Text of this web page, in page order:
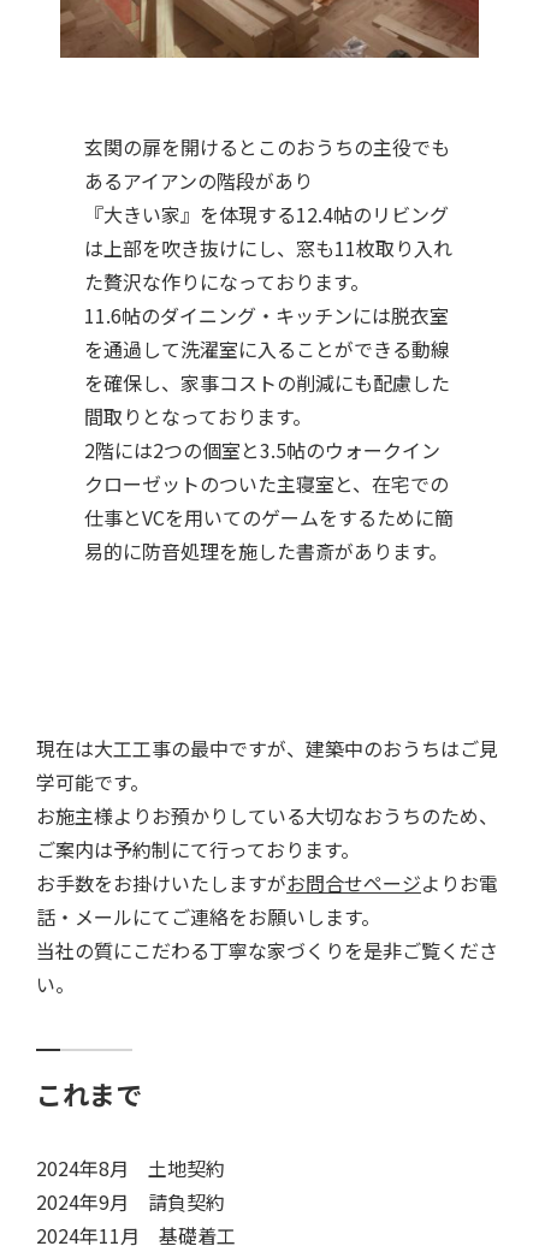
玄関の扉を開けるとこのおうちの主役でも
あるアイアンの階段があり
『大きい家』を体現する12.4帖のリビング
は上部を吹き抜けにし、窓も11枚取り入れ
た贅沢な作りになっております。
11.6帖のダイニング・キッチンには脱衣室
を通過して洗濯室に入ることができる動線
を確保し、家事コストの削減にも配慮した
間取りとなっております。
2階には2つの個室と3.5帖のウォークイン
クローゼットのついた主寝室と、在宅での
仕事とVCを用いてのゲームをするために簡
易的に防音処理を施した書斎があります。
現在は大工工事の最中ですが、建築中のおうちはご見
学可能です。
お施主様よりお預かりしている大切なおうちのため、
ご案内は予約制にて行っております。
お手数をお掛けいたしますがお問合せページよりお電
話・メールにてご連絡をお願いします。
当社の質にこだわる丁寧な家づくりを是非ご覧くださ
い。
これまで
2024年8月 土地契約
2024年9月 請負契約
2024年11月 基礎着工